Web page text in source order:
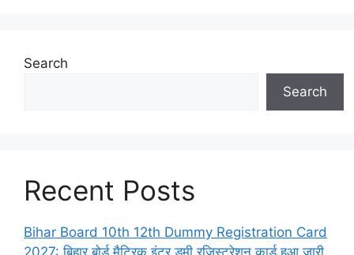
Search
Search
Recent Posts
Bihar Board 10th 12th Dummy Registration Card
2027: बिहार बोर्ड मैट्रिक इंटर डमी रजिस्ट्रेशन कार्ड हुआ जारी,